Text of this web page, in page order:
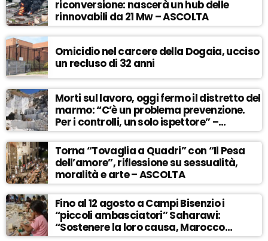
riconversione: nascerà un hub delle
rinnovabili da 21 Mw – ASCOLTA
Omicidio nel carcere della Dogaia, ucciso
un recluso di 32 anni
Morti sul lavoro, oggi fermo il distretto del
marmo: “C’è un problema prevenzione.
Per i controlli, un solo ispettore” –
ASCOLTA
Torna “Tovaglia a Quadri” con “Il Pesa
dell’amore”, riflessione su sessualità,
moralità e arte – ASCOLTA
Fino al 12 agosto a Campi Bisenzio i
“piccoli ambasciatori” Saharawi:
“Sostenere la loro causa, Marocco